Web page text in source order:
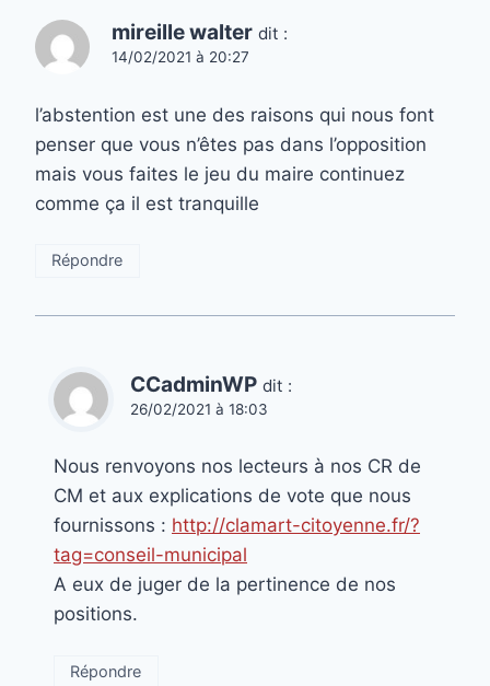
mireille walter dit :
14/02/2021 à 20:27
l’abstention est une des raisons qui nous font
penser que vous n’êtes pas dans l’opposition
mais vous faites le jeu du maire continuez
comme ça il est tranquille
Répondre
CCadminWP dit :
26/02/2021 à 18:03
Nous renvoyons nos lecteurs à nos CR de
CM et aux explications de vote que nous
fournissons : http://clamart-citoyenne.fr/?
tag=conseil-municipal
A eux de juger de la pertinence de nos
positions.
Répondre